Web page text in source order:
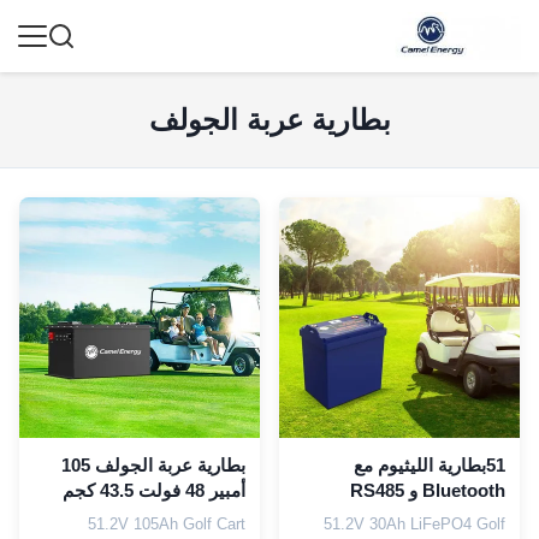
بطارية عربة الجولف
51بطارية الليثيوم مع
Bluetooth و RS485
الاتصال
51.2V 30Ah LiFePO4 Golf
بطارية عربة الجولف 105
أمبير 48 فولت 43.5 كجم
بطارية ليثيوم فوسفات
51.2V 105Ah Golf Cart